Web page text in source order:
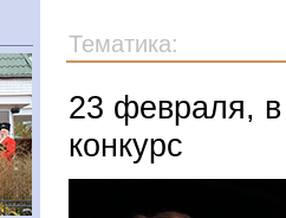
Тематика:
23 февраля,
конкурс